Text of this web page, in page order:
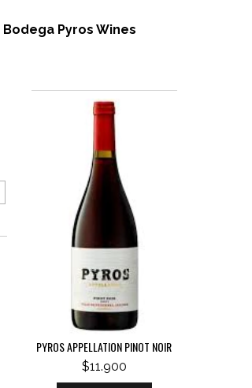
Bodega Pyros Wines
PYROS APPELLATION PINOT NOIR
$11.900